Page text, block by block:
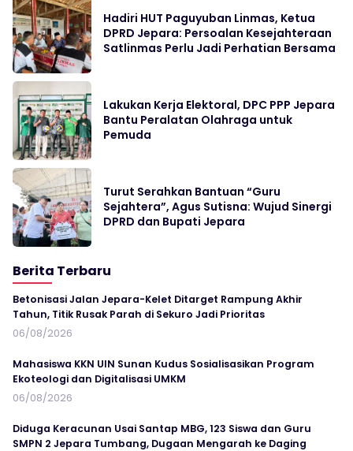
Hadiri HUT Paguyuban Linmas, Ketua
DPRD Jepara: Persoalan Kesejahteraan
Satlinmas Perlu Jadi Perhatian Bersama
Lakukan Kerja Elektoral, DPC PPP Jepara
Bantu Peralatan Olahraga untuk
Pemuda
Turut Serahkan Bantuan “Guru
Sejahtera”, Agus Sutisna: Wujud Sinergi
DPRD dan Bupati Jepara
Berita Terbaru
Betonisasi Jalan Jepara-Kelet Ditarget Rampung Akhir
Tahun, Titik Rusak Parah di Sekuro Jadi Prioritas
06/08/2026
Mahasiswa KKN UIN Sunan Kudus Sosialisasikan Program
Ekoteologi dan Digitalisasi UMKM
06/08/2026
Diduga Keracunan Usai Santap MBG, 123 Siswa dan Guru
SMPN 2 Jepara Tumbang, Dugaan Mengarah ke Daging